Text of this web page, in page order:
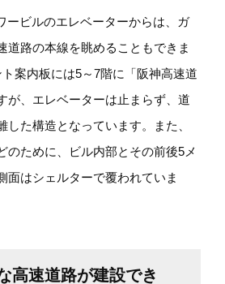
ービルのエレベーターからは、ガ
道路の本線を眺めることもできま
案内板には5～7階に「阪神高速道
が、エレベーターは止まらず、道
した構造となっています。また、
のために、ビル内部とその前後5メ
面はシェルターで覆われていま
高速道路が建設でき